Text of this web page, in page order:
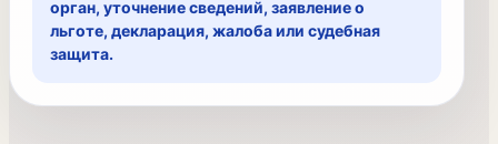
орган, уточнение сведений, заявление о
льготе, декларация, жалоба или судебная
защита.